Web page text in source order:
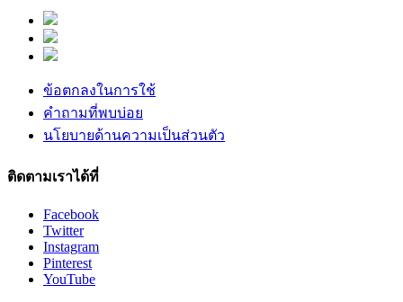
ข้อตกลงในการใช้
คำถามที่พบบ่อย
นโยบายด้านความเป็นส่วนตัว
ติดตามเราได้ที่
Facebook
Twitter
Instagram
Pinterest
YouTube